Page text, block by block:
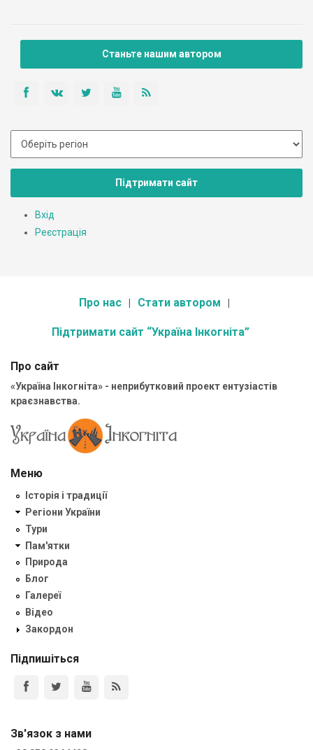
Станьте нашим автором
Підтримати сайт
Вхід
Реєстрація
Про нас Стати автором
Підтримати сайт “Україна Інкогніта”
Про сайт
«Україна Інкогніта» - неприбутковий проект ентузіастів
краєзнавства.
Меню
Історія і традиції
Регіони України
Тури
Пам'ятки
Природа
Блог
Галереї
Відео
Закордон
Підпишіться
Зв'язок з нами